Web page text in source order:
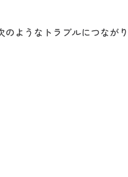
ようなトラブルにつながり